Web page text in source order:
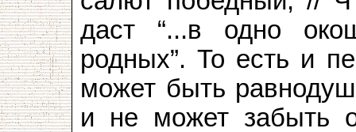
даст “...в одно
родных”. То есть и
может быть
и не может забыть